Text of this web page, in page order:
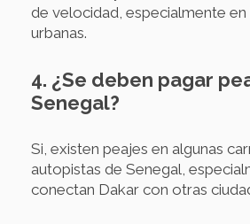
de velocidad, especialmente en
urbanas.
4. ¿Se deben pagar
Senegal?
Si, existen peajes en algunas
autopistas de Senegal,
conectan Dakar con otras